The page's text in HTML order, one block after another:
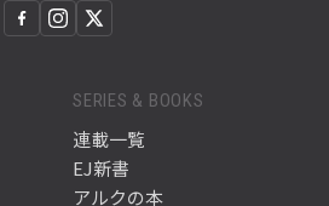
SERIES & BOOKS
連載一覧
EJ新書
アルクの本